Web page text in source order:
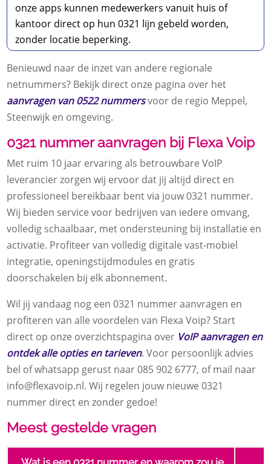
onze apps kunnen medewerkers vanuit huis of
kantoor direct op hun 0321 lijn gebeld worden,
zonder locatie beperking.
Benieuwd naar de inzet van andere regionale
netnummers? Bekijk direct onze pagina over het
aanvragen van 0522 nummersvoor de regio Meppel,
Steenwijk en omgeving.
0321 nummer aanvragen bij Flexa Voip
Met ruim 10 jaar ervaring als betrouwbare VoIP
leverancier zorgen wij ervoor dat jij altijd direct en
professioneel bereikbaar bent via jouw 0321 nummer.
Wij bieden service voor bedrijven van iedere omvang,
volledig schaalbaar, met ondersteuning bij installatie en
activatie. Profiteer van volledig digitale vast-mobiel
integratie, openingstijdmodules en gratis
doorschakelen bij elk abonnement.
Wil jij vandaag nog een 0321 nummer aanvragen en
profiteren van alle voordelen van Flexa Voip? Start
direct op onze overzichtspagina over VoIP aanvragen en
ontdek alle opties en tarieven. Voor persoonlijk advies
bel of whatsapp gerust naar 085 902 6777, of mail naar
info@flexavoip.nl. Wij regelen jouw nieuwe 0321
nummer direct en zonder gedoe!
Meest gestelde vragen